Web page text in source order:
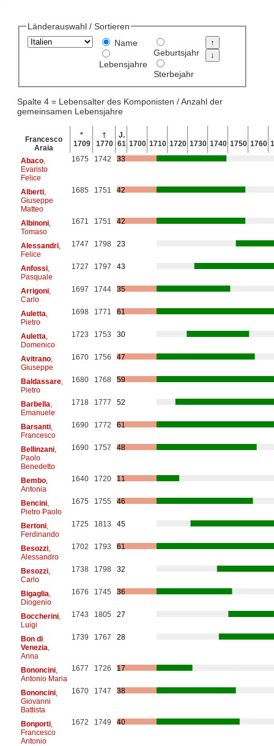
Länderauswahl / Sortieren
Name
Lebensjahre
Geburtsjahr
Sterbejahr
Spalte 4 = Lebensalter des Komponisten / Anzahl der
gemeinsamen Lebensjahre
Francesco
Araia
*
1709
†
1770
J.
61 1700 1710 1720 1730 1740 1750 1760
Abaco,
Evaristo
Felice
1675 1742 33
Alberti,
Giuseppe
Matteo
1685 1751 42
Albinoni,
Tomaso
1671 1751 42
Alessandri,
Felice
1747 1798 23
Anfossi,
Pasquale
1727 1797 43
Arrigoni,
Carlo
1697 1744 35
Auletta
Pietro
1698 1771 61
Auletta
Domenico
1723 1753 30
Avitrano,
Giuseppe
1670 1756 47
Baldassare,
Pietro
1680 1768 59
Barbella
Emanuele
1718 1777 52
Barsanti,
Francesco
1690 1772 61
Bellinzani,
Paolo
Benedetto
1690 1757 48
Bembo,
Antonia
1640 1720 11
Bencini,
Pietro Paolo
1675 1755 46
Bertoni,
Ferdinando
1725 1813 45
Besozzi,
Alessandro
1702 1793 61
Besozzi,
Carlo
1738 1798 32
Bigaglia
Diogenio
1676 1745 36
Boccherini,
Luigi
1743 1805 27
Bon di
Venezia
Anna
1739 1767 28
Bononcini,
Antonio Maria
1677 1726 17
Bononcini,
Giovanni
Battista
1670 1747 38
Bonporti,
Francesco
Antonio
1672 1749 40